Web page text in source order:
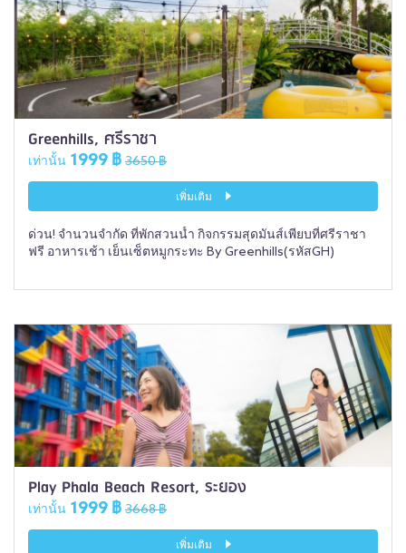
Greenhills, ศรีราชา
เท่านั้น 1999 ฿ 3650 ฿
เพิ่มเติม
ด่วน! จำนวนจำกัด ที่พักสวนน้ำ กิจกรรมสุดมันส์เพียบที่ศรีราชา
ฟรี อาหารเช้า เย็นเซ็ตหมูกระทะ By Greenhills(รหัสGH)
Play Phala Beach Resort, ระยอง
เท่านั้น 1999 ฿ 3668 ฿
เพิ่มเติม